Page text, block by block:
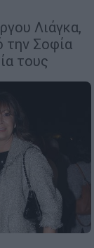
Λιάγκα,
την Σοφία
τους